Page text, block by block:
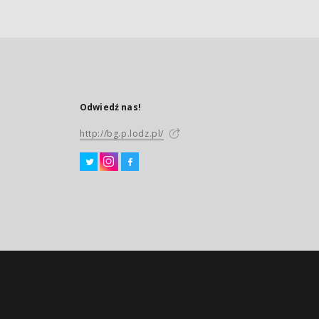
Odwiedź nas!
http://bg.p.lodz.pl/